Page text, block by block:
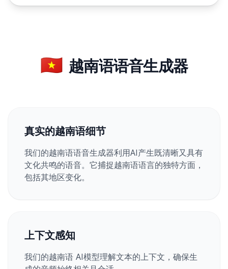
🇻🇳 越南语语音生成器
真实的越南语细节
我们的越南语语音生成器利用AI产生既清晰又具有
文化共鸣的语音。它捕捉越南语语言的独特方面，
包括其地区变化。
上下文感知
我们的越南语 AI模型理解文本的上下文，确保生